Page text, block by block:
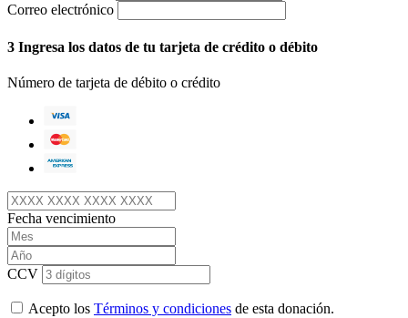
Correo electrónico
3 Ingresa los datos de tu tarjeta de crédito o débito
Número de tarjeta de débito o crédito
Fecha vencimiento
CCV
Acepto los Términos y condiciones de esta donación.